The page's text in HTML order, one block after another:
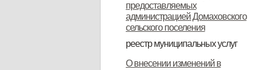
предоставляемых
администрацией Домаховского
сельского поселения
реестр муниципальных услуг
Реестр муниципальных услуг,
Об утверждении реестра
Об утверждении Положения о
О внесении изменений в